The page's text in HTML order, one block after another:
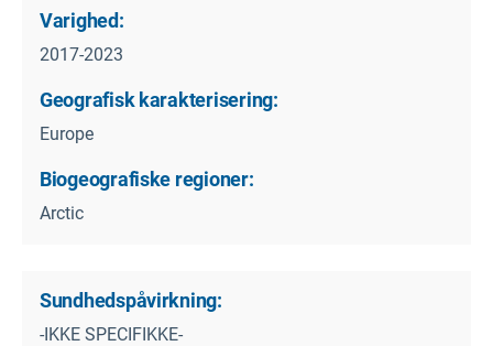
Varighed:
2017-2023
Geografisk karakterisering:
Europe
Biogeografiske regioner:
Arctic
Sundhedspåvirkning:
-IKKE SPECIFIKKE-